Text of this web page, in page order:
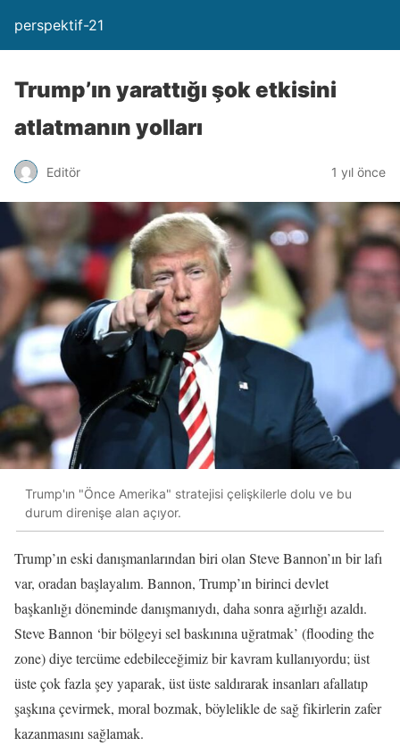
perspektif-21
Trump’ın yarattığı şok etkisini
atlatmanın yolları
Editör 1 yıl önce
Trump'ın "Önce Amerika" stratejisi çelişkilerle dolu ve bu
durum direnişe alan açıyor.
Trump’ın eski danışmanlarından biri olan Steve Bannon’ın bir lafı
var, oradan başlayalım. Bannon, Trump’ın birinci devlet
başkanlığı döneminde danışmanıydı, daha sonra ağırlığı azaldı.
Steve Bannon ‘bir bölgeyi sel baskınına uğratmak’ (flooding the
zone) diye tercüme edebileceğimiz bir kavram kullanıyordu; üst
üste çok fazla şey yaparak, üst üste saldırarak insanları afallatıp
şaşkına çevirmek, moral bozmak, böylelikle de sağ fikirlerin zafer
kazanmasını sağlamak.